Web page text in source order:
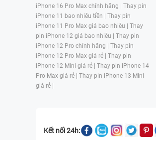
iPhone 16 Pro Max chính hãng | Thay pin
iPhone 11 bao nhiêu tiền | Thay pin
iPhone 11 Pro Max giá bao nhiêu | Thay
pin iPhone 12 giá bao nhiêu | Thay pin
iPhone 12 Pro chính hãng | Thay pin
iPhone 12 Pro Max giá rẻ | Thay pin
iPhone 12 Mini giá rẻ | Thay pin iPhone 14
Pro Max giá rẻ | Thay pin iPhone 13 Mini
giá rẻ |
Kết nối 24h: